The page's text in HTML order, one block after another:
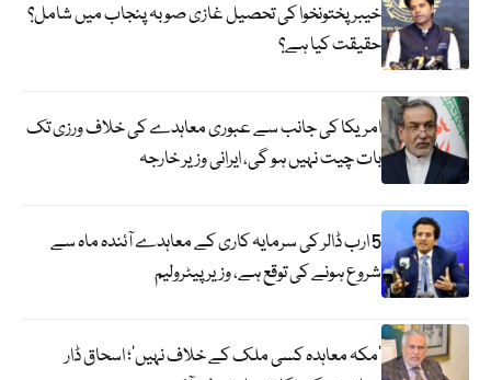
خیبر پختونخوا کی تحصیل غازی صوبہ پنجاب میں شامل؟
حقیقت کیا ہے؟
امریکا کی جانب سے عبوری معاہدے کی خلاف ورزی تک
بات چیت نہیں ہو گی، ایرانی وزیر خارجہ
5 ارب ڈالر کی سرمایہ کاری کے معاہدے آئندہ ماہ سے
شروع ہونے کی توقع ہے، وزیر پیٹرولیم
‘مکہ معاہدہ کسی ملک کے خلاف نہیں’؛ اسحاق ڈار